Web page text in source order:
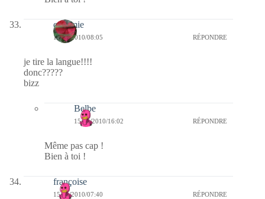
callemie
15/01/2010/08:05 RÉPONDRE
je tire la langue!!!!
donc?????
bizz
Belbe
15/01/2010/16:02 RÉPONDRE
Même pas cap !
Bien à toi !
françoise
15/01/2010/07:40 RÉPONDRE